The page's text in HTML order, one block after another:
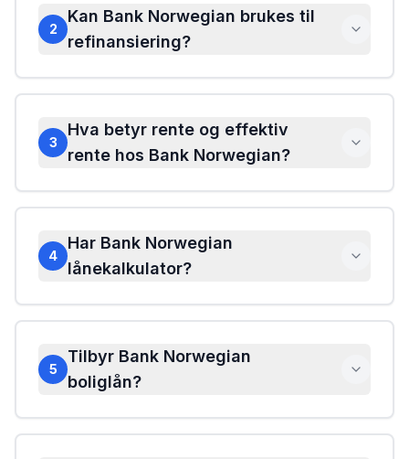
2
Kan Bank Norwegian brukes til
refinansiering?
3
Hva betyr rente og effektiv
rente hos Bank Norwegian?
4
Har Bank Norwegian
lånekalkulator?
5
Tilbyr Bank Norwegian
boliglån?